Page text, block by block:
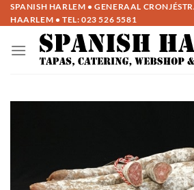
Ga
naar
SPANISH HARLEM • GENERAAL
HAARLEM • TEL: 023 526 5581